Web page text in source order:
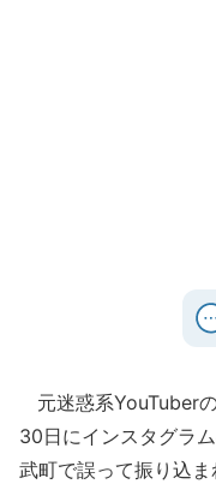
元迷惑系YouTuber
30日にインスタグラ
武町で誤って振り込